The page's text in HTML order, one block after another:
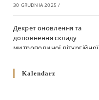
30 GRUDNIA 2025 /
Декрет оновлення та
доповнення складу
митрополичої літургійної
10 GRUDNIA 2025
Kalendarz